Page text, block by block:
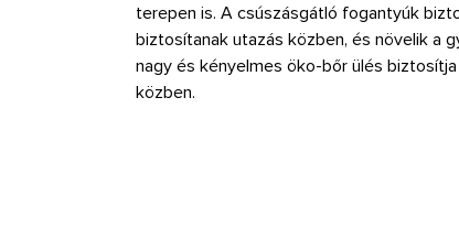
terepen is. A csúszásgátló fogantyúk
biztosítanak utazás közben, és növelik a
nagy és kényelmes öko-bőr ülés
közben.